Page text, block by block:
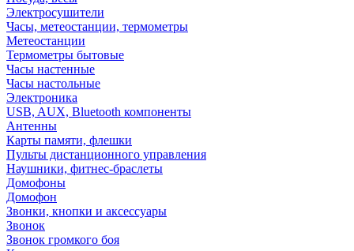
Электросушители
Часы, метеостанции, термометры
Метеостанции
Термометры бытовые
Часы настенные
Часы настольные
Электроника
USB, AUX, Bluetooth компоненты
Антенны
Карты памяти, флешки
Пульты дистанционного управления
Наушники, фитнес-браслеты
Домофоны
Домофон
Звонки, кнопки и аксессуары
Звонок
Звонок громкого боя